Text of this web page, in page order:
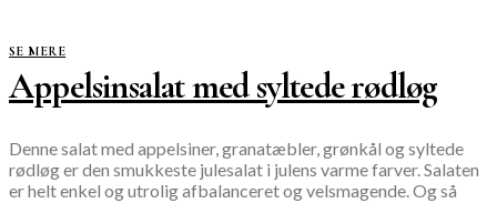
SE MERE
Appelsinsalat med syltede rødløg
Denne salat med appelsiner, granatæbler, grønkål og syltede
rødløg er den smukkeste julesalat i julens varme farver. Salaten
er helt enkel og utrolig afbalanceret og velsmagende. Og så